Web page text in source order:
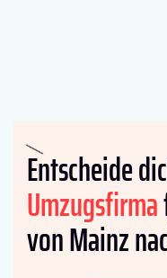
Entscheide
Umzugsfirma
von Mainz